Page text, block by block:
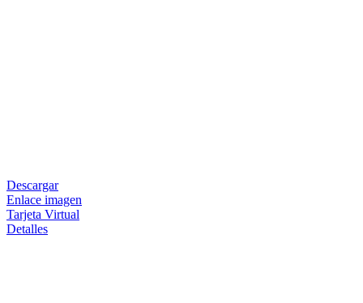
Descargar
Enlace imagen
Tarjeta Virtual
Detalles